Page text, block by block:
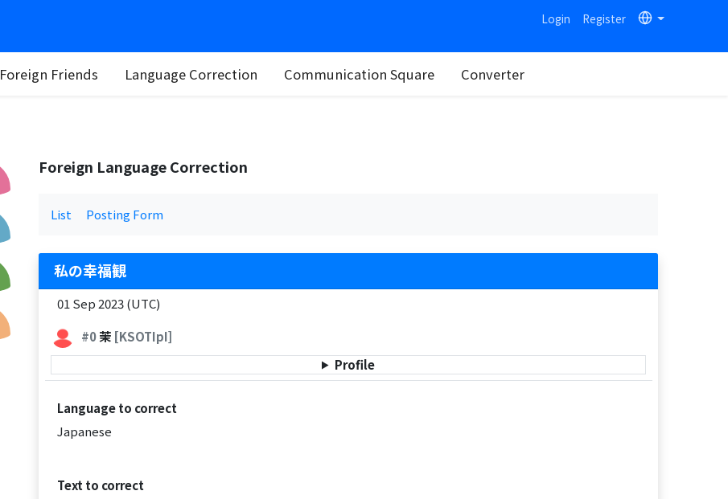
Login Register
Foreign Friends Language Correction Communication Square Converter
Foreign Language Correction
List Posting Form
私の幸福観
01 Sep 2023 (UTC)
#0茉 [KSOTIpI]
Profile
Language to correct
Japanese
Text to correct